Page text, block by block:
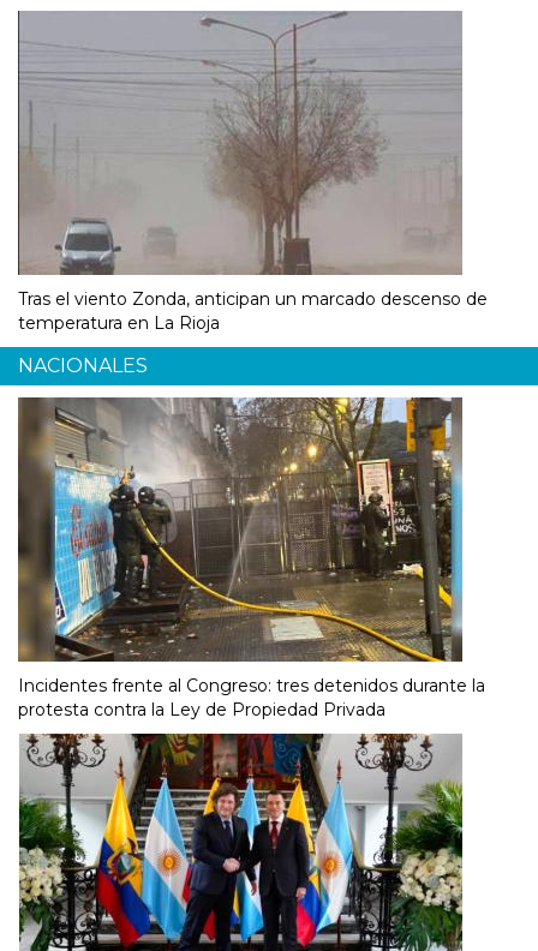
Tras el viento Zonda, anticipan un marcado descenso de
temperatura en La Rioja
NACIONALES
Incidentes frente al Congreso: tres detenidos durante la
protesta contra la Ley de Propiedad Privada